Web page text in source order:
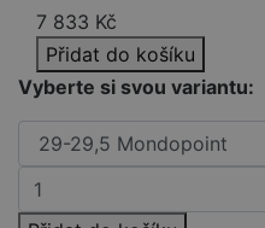
7 833 Kč
Přidat do košíku
Vyberte si svou variantu: